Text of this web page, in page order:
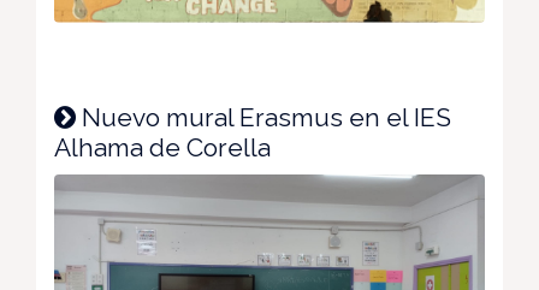
Nuevo mural Erasmus en el IES
Alhama de Corella